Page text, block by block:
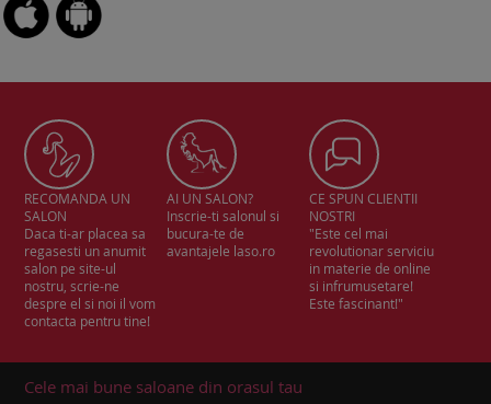
RECOMANDA UN
SALON
Daca ti-ar placea sa
regasesti un anumit
salon pe site-ul
nostru, scrie-ne
despre el si noi il vom
contacta pentru tine!
AI UN SALON?
Inscrie-ti salonul si
bucura-te de
avantajele laso.ro
CE SPUN CLIENTII
NOSTRI
"Este cel mai
revolutionar serviciu
in materie de online
si infrumusetare!
Este fascinant!"
Cele mai bune saloane din orasul tau